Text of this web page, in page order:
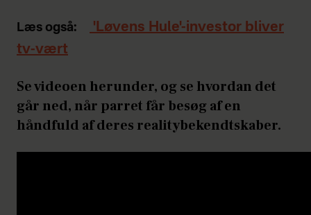
Læs også:
'Løvens Hule'-investor bliver
tv-vært
Se videoen herunder, og se hvordan det
går ned, når parret får besøg af en
håndfuld af deres realitybekendtskaber.